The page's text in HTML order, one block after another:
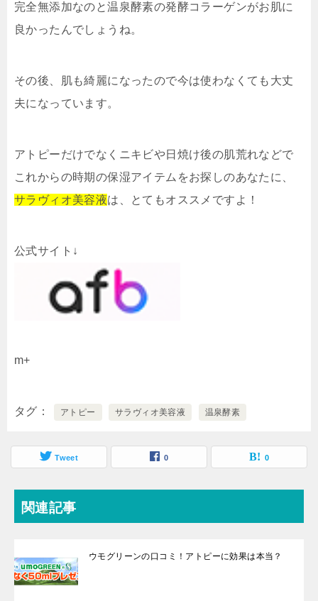
完全無添加なのと温泉酵素の発酵コラーゲンがお肌に
良かったんでしょうね。
その後、肌も綺麗になったので今は使わなくても大丈
夫になっています。
アトピーだけでなくニキビや日焼け後の肌荒れなどで
これからの時期の保湿アイテムをお探しのあなたに、
サラヴィオ美容液は、とてもオススメですよ！
公式サイト↓
m+
タグ アトピー サラヴィオ美容液 温泉酵素
Tweet 0 0
関連記事
ウモグリーンの口コミ！アトピーに効果は本当？